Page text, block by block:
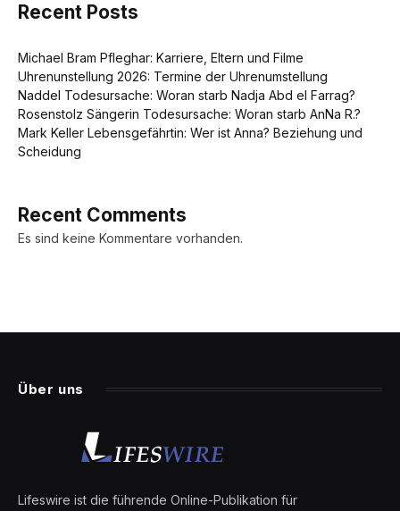
Recent Posts
Michael Bram Pfleghar: Karriere, Eltern und Filme
Uhrenunstellung 2026: Termine der Uhrenumstellung
Naddel Todesursache: Woran starb Nadja Abd el Farrag?
Rosenstolz Sängerin Todesursache: Woran starb AnNa R.?
Mark Keller Lebensgefährtin: Wer ist Anna? Beziehung und
Scheidung
Recent Comments
Es sind keine Kommentare vorhanden.
Über uns
Lifeswire ist die führende Online-Publikation für